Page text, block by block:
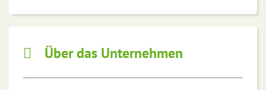
Über das Unternehmen